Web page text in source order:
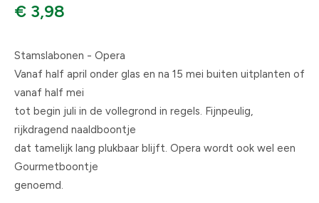
€ 3,98
Stamslabonen - Opera
Vanaf half april onder glas en na 15 mei buiten uitplanten of
vanaf half mei
tot begin juli in de vollegrond in regels. Fijnpeulig,
rijkdragend naaldboontje
dat tamelijk lang plukbaar blijft. Opera wordt ook wel een
Gourmetboontje
genoemd.